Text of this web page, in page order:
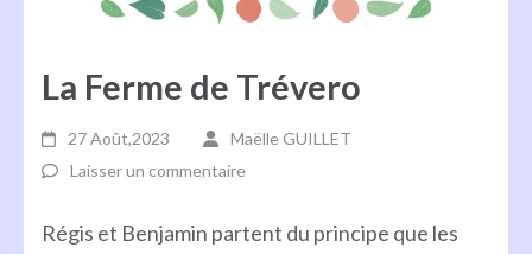
La Ferme de Trévero
27 Août,2023
Maëlle GUILLET
Laisser un commentaire
Régis et Benjamin partent du principe que les